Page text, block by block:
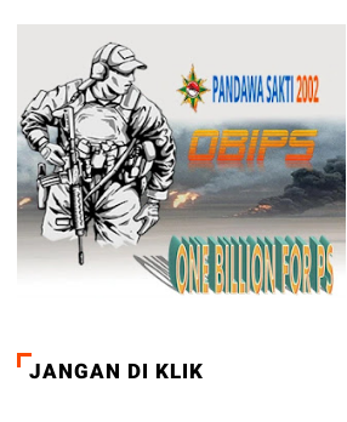
JANGAN DI KLIK